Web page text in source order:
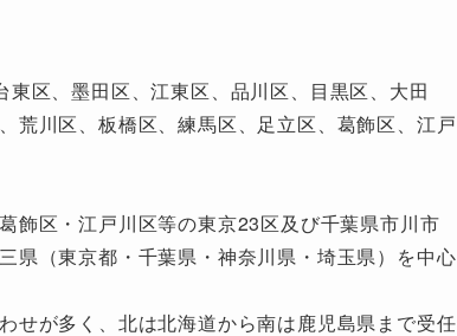
区、墨田区、江東区、品川区、目黒区、大田
荒川区、板橋区、練馬区、足立区、葛飾区、江戸
飾区・江戸川区等の東京23区及び千葉県市川市
県（東京都・千葉県・神奈川県・埼玉県）を中心
せが多く、北は北海道から南は鹿児島県まで受任